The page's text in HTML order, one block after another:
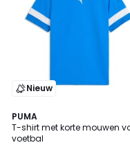
Nieuw
PUMA
T-shirt met korte mouwen
voetbal
3
Kleuren